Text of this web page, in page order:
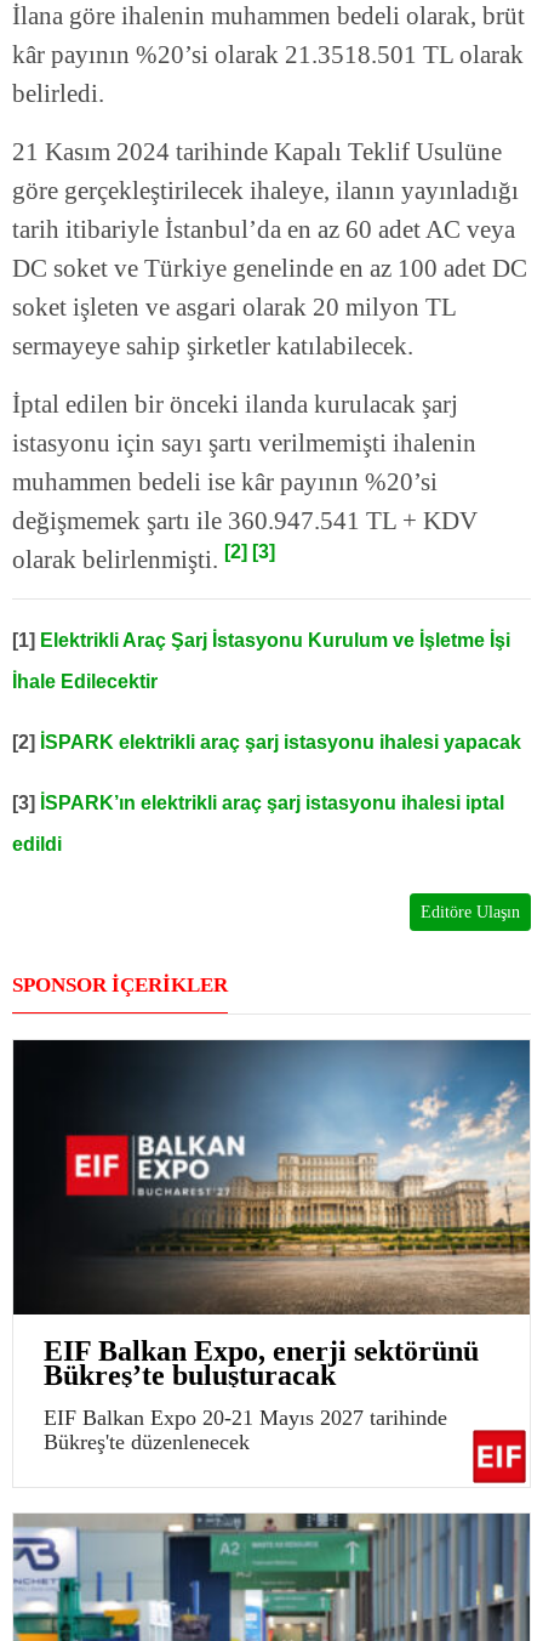
İlana göre ihalenin muhammen bedeli olarak, brüt
kâr payının %20’si olarak 21.3518.501 TL olarak
belirledi.
21 Kasım 2024 tarihinde Kapalı Teklif Usulüne
göre gerçekleştirilecek ihaleye, ilanın yayınladığı
tarih itibariyle İstanbul’da en az 60 adet AC veya
DC soket ve Türkiye genelinde en az 100 adet DC
soket işleten ve asgari olarak 20 milyon TL
sermayeye sahip şirketler katılabilecek.
İptal edilen bir önceki ilanda kurulacak şarj
istasyonu için sayı şartı verilmemişti ihalenin
muhammen bedeli ise kâr payının %20’si
değişmemek şartı ile 360.947.541 TL + KDV
olarak belirlenmişti. [2] [3]
[1] Elektrikli Araç Şarj İstasyonu Kurulum ve İşletme İşi
İhale Edilecektir
[2] İSPARK elektrikli araç şarj istasyonu ihalesi yapacak
[3] İSPARK’ın elektrikli araç şarj istasyonu ihalesi iptal
edildi
Editöre Ulaşın
SPONSOR İÇERİKLER
EIF Balkan Expo, enerji sektörünü
Bükreş’te buluşturacak
EIF Balkan Expo 20-21 Mayıs 2027 tarihinde
Bükreş'te düzenlenecek